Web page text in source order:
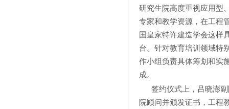
研究生院高度重视应用型
专家和教学资源，在工程
国皇家特许建造学会这样
台。针对教育培训领域特
作小组负责具体筹划和实
成。
签约仪式上，吕晓澎副
院顾问并颁发证书，工程